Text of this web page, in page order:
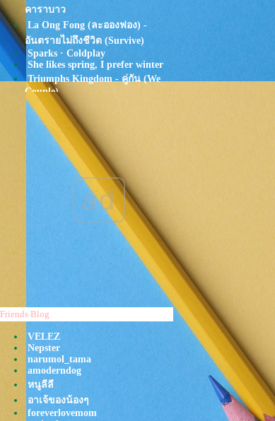
คาราบาว
La Ong Fong (ละอองฟอง) -
อันตรายไม่ถึงชีวิต (Survive)
Sparks · Coldplay
She likes spring, I prefer winter
Triumphs Kingdom - คู่กัน (We
Couple)
YENTED - จารย์ (Void) ft. WIN
SQWEEZ ANIMAL
TATTOO COLOUR - อยาก
รู้..เสมอมา | WHY feat. Greasy
Tom Misch - Sultan Of Silence
Go as a river - Plum village song
LANY - ILYSB
keshi - summer
Alesso - Heroes (we could be) ft.
Johnny Stimson - You Can Do It
Paws
Passion Pit - Where the Sky
Hangs
YEW - ลมแล้ง
นาฬิกา · Funky Wah Wah ·
MOJIKO
TATTOO COLOUR - ขอให้เราทั้ง
คู่โชคดี
ad
Friends Blog
VELEZ
Nepster
narumol_tama
amoderndog
หนูลีลี
อาเจ้ของน้องๆ
foreverlovemom